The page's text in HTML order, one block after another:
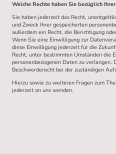
Welche Rechte haben Sie bezüglich
Sie haben jederzeit das Recht,
und Zweck Ihrer gespeicherten
außerdem ein Recht, die Berichtigung
Wenn Sie eine Einwilligung zur
diese Einwilligung jederzeit für die
Recht, unter bestimmten Umständen die
personenbezogenen Daten zu verlangen.
Beschwerderecht bei der zuständigen
Hierzu sowie zu weiteren Fragen zum
jederzeit an uns wenden.